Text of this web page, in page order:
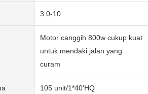
3.0-10
Motor canggih 800w cukup kuat
untuk mendaki jalan yang
curam
105 unit/1*40'HQ